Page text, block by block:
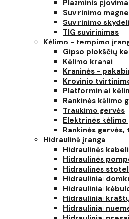
Plazminis
Suvirinimo
Suvirinimo
TIG suvirinimas
Kėlimo - tempimo
Gipso plokščių
Kėlimo kranai
Kraninės -
Krovinio
Platforminiai
Rankinės kėlimo
Traukimo gervės
Elektrinės kėlimo
Rankinės
Hidraulinė įranga
Hidraulinės
Hidraulinės
Hidraulinės
Hidrauliniai
Hidrauliniai
Hidrauliniai
Hidrauliniai